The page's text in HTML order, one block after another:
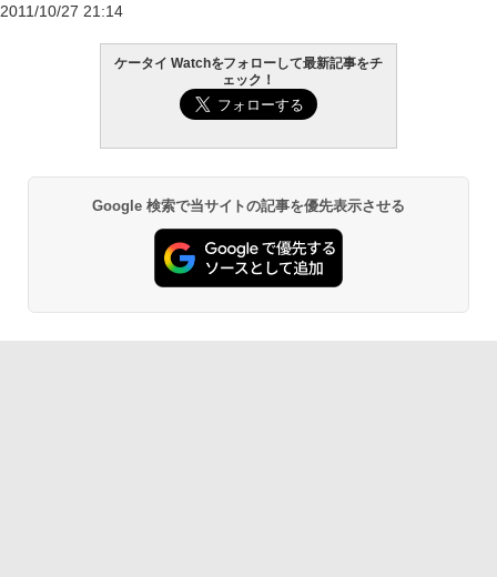
2011/10/27 21:14
ケータイ Watchをフォローして最新記事をチ
ェック！
Google 検索で当サイトの記事を優先表示させる